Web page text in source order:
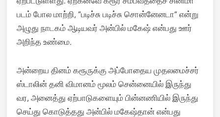
படம் போல மாற்றி, “படிச்சு படிச்சு சொன்னேனடா” என்று
அழுது நாடகம் ஆடியவர் அன்பில் மகேஷ் என்பது ஊர்
அறிந்த உண்மை.
அன்றைய தினம் கரூருக்கு அப்போதைய முதலமைச்சர்
ஸ்டாலின் தனி விமானம் மூலம் சென்னையில் இருந்து
வர, அனைத்து ஏற்பாடுகளையும் பின்னணியில் இருந்து
செய்து கொடுத்தது அன்பில் மகேஷ்தான் என்பது